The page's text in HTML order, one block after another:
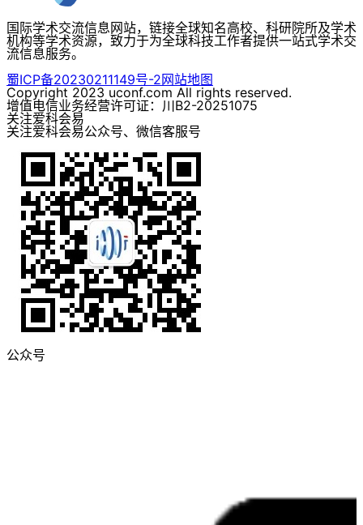
国际学术交流信息网站，链接全球知名高校、科研院所及学术
机构等学术资源，致力于为全球科技工作者提供一站式学术交
流信息服务。
蜀ICP备20230211149号-2网站地图
Copyright 2023 uconf.com All rights reserved.
增值电信业务经营许可证：川B2-20251075
关注爱科会易
关注爱科会易公众号、微信客服号
公众号